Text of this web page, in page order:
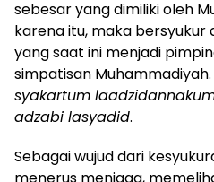
sebesar yang dimiliki oleh
karena itu, maka
yang saat ini menjadi
simpatisan
syakartum
adzabi lasyadid.
Sebagai wujud dari